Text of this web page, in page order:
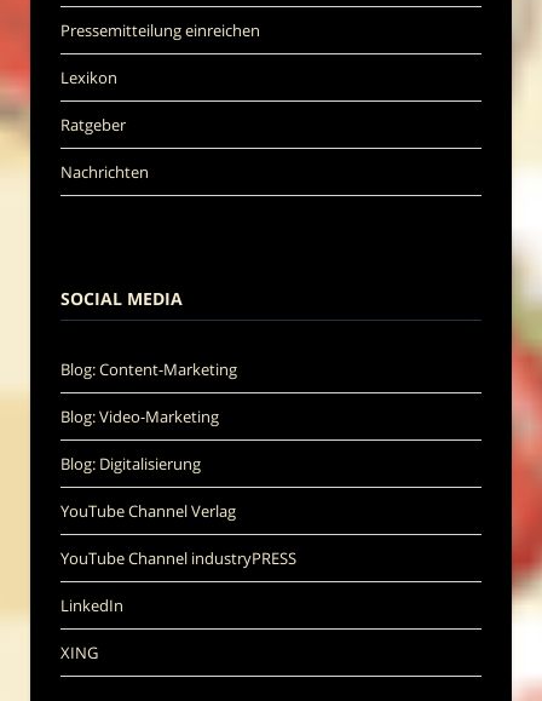
Pressemitteilung einreichen
Lexikon
Ratgeber
Nachrichten
SOCIAL MEDIA
Blog: Content-Marketing
Blog: Video-Marketing
Blog: Digitalisierung
YouTube Channel Verlag
YouTube Channel industryPRESS
LinkedIn
XING